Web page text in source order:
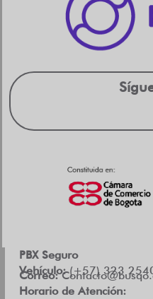
PBX Seguro
Vehículo:(+57) 323
Correo:
Horario de Atención: